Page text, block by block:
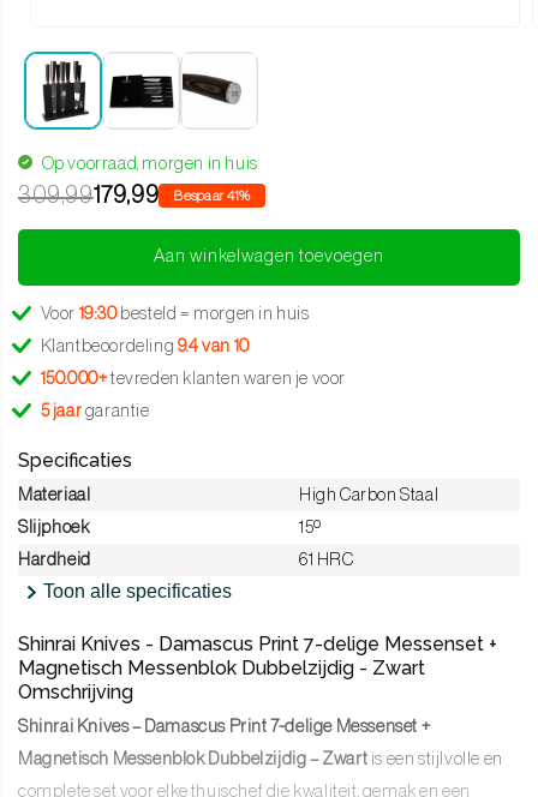
Op voorraad, morgen in huis
309,99179,99 Bespaar 41%
Aan winkelwagen toevoegen
Voor 19:30besteld = morgen in huis
Klantbeoordeling 9.4 van 10
150.000+tevreden klanten waren je voor
5 jaar garantie
Specificaties
Materiaal
High Carbon Staal
Slijphoek
15º
Hardheid
61 HRC
Toon alle specificaties
Shinrai Knives - Damascus Print 7-delige Messenset +
Magnetisch Messenblok Dubbelzijdig - Zwart
Omschrijving
Shinrai Knives – Damascus Print 7-delige Messenset +
Magnetisch Messenblok Dubbelzijdig – Zwart is een stijlvolle en
complete set voor elke thuischef die kwaliteit, gemak en een